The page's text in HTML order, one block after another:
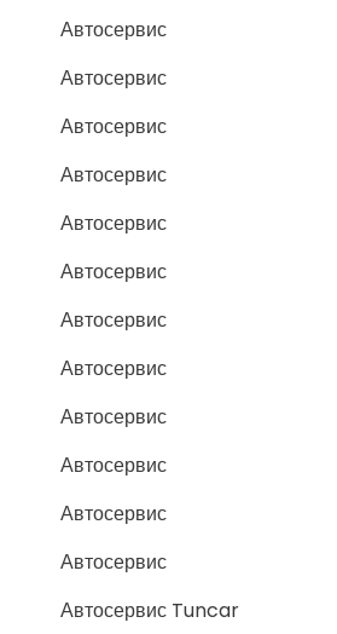
Автосервис
Автосервис
Автосервис
Автосервис
Автосервис
Автосервис
Автосервис
Автосервис
Автосервис
Автосервис
Автосервис
Автосервис
Автосервис Tuncar